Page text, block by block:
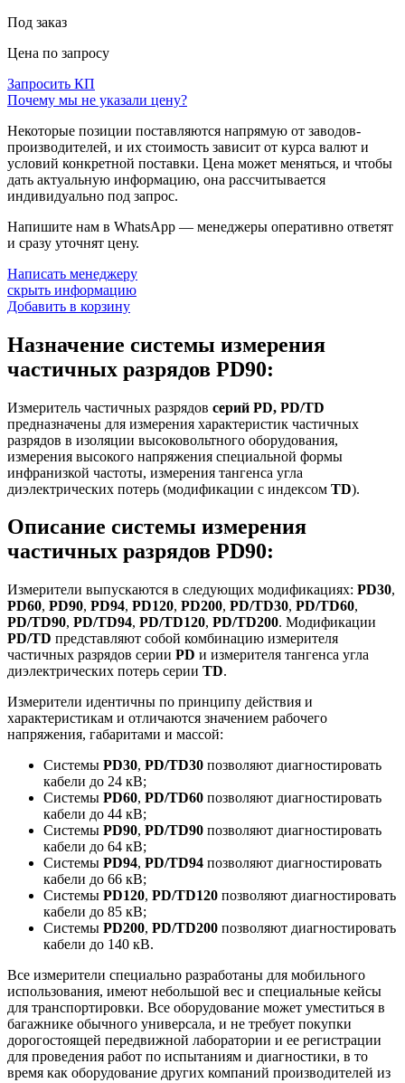
Под заказ
Цена по запросу
Запросить КП
Почему мы не указали цену?
Некоторые позиции поставляются напрямую от заводов-
производителей, и их стоимость зависит от курса валют и
условий конкретной поставки. Цена может меняться, и чтобы
дать актуальную информацию, она рассчитывается
индивидуально под запрос.
Напишите нам в WhatsApp — менеджеры оперативно ответят
и сразу уточнят цену.
Написать менеджеру
скрыть информацию
Добавить в корзину
Назначение системы измерения
частичных разрядов PD90:
Измеритель частичных разрядов серий PD, PD/TD
предназначены для измерения характеристик частичных
разрядов в изоляции высоковольтного оборудования,
измерения высокого напряжения специальной формы
инфранизкой частоты, измерения тангенса угла
диэлектрических потерь (модификации с индексом TD).
Описание системы измерения
частичных разрядов PD90:
Измерители выпускаются в следующих модификациях: PD30,
PD60, PD90, PD94, PD120, PD200, PD/TD30, PD/TD60,
PD/TD90, PD/TD94, PD/TD120, PD/TD200. Модификации
PD/TD представляют собой комбинацию измерителя
частичных разрядов серии PD и измерителя тангенса угла
диэлектрических потерь серии TD.
Измерители идентичны по принципу действия и
характеристикам и отличаются значением рабочего
напряжения, габаритами и массой:
Системы PD30, PD/TD30 позволяют диагностировать
кабели до 24 кВ;
Системы PD60, PD/TD60 позволяют диагностировать
кабели до 44 кВ;
Системы PD90, PD/TD90 позволяют диагностировать
кабели до 64 кВ;
Системы PD94, PD/TD94 позволяют диагностировать
кабели до 66 кВ;
Системы PD120, PD/TD120 позволяют диагностировать
кабели до 85 кВ;
Системы PD200, PD/TD200 позволяют диагностировать
кабели до 140 кВ.
Все измерители специально разработаны для мобильного
использования, имеют небольшой вес и специальные кейсы
для транспортировки. Все оборудование может уместиться в
багажнике обычного универсала, и не требует покупки
дорогостоящей передвижной лаборатории и ее регистрации
для проведения работ по испытаниям и диагностики, в то
время как оборудование других компаний производителей из